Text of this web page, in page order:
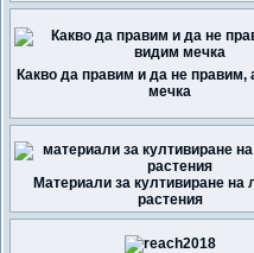
Какво да правим и да не правим,
мечка
Материали за култивиране на
растения